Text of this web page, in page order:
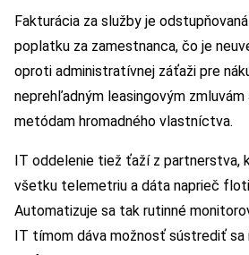
Fakturácia za služby je
poplatku za zamestnanca, čo je
oproti administratívnej záťaži pre
neprehľadným leasingovým
metódam hromadného vlastníctva.
IT oddelenie tiež ťaží z partnerstva,
všetku telemetriu a dáta naprieč
Automatizuje sa tak rutinné
IT tímom dáva možnosť sústrediť sa